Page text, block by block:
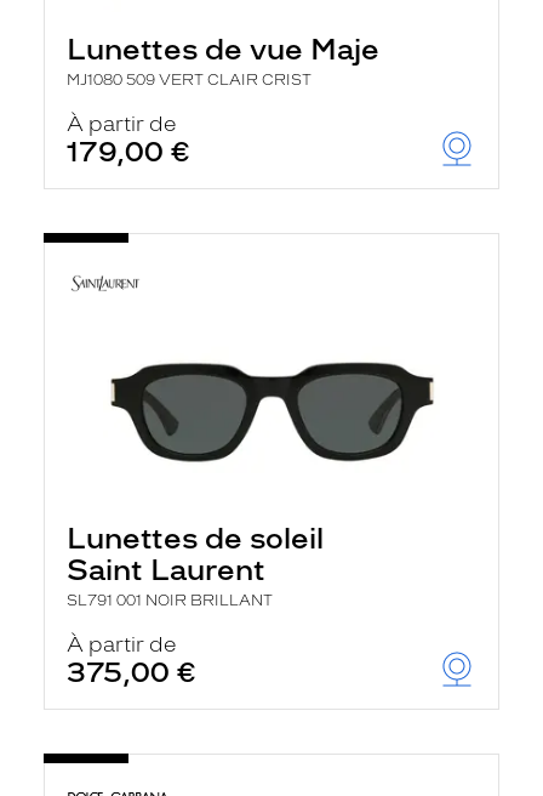
Lunettes de vue Maje
MJ1080 509 VERT CLAIR CRIST
À partir de
179,00 €
Lunettes de soleil
Saint Laurent
SL791 001 NOIR BRILLANT
À partir de
375,00 €